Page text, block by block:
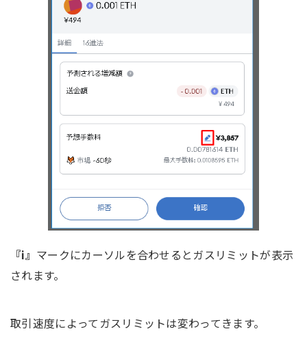
『i』 マークにカーソルを合わせるとガスリミットが表示
されます。
取引速度によってガスリミットは変わってきます。